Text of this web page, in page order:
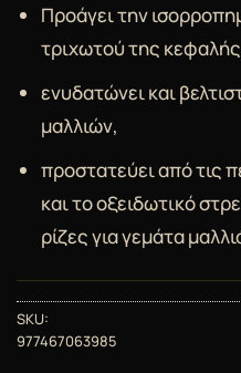
Προάγει την
τριχωτού της
ενυδατώνει και
μαλλιών,
προστατεύει από τις
και το οξειδωτικό
ρίζες για γεμάτα
SKU:
977467063985